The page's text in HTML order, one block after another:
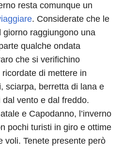
resta comunque un
. Considerate che le
raggiungono una
qualche ondata
che si verifichino
di mettere in
sciarpa, berretta di lana e
vento e dal freddo.
e Capodanno, l’inverno
pochi turisti in giro e ottime
voli. Tenete presente però